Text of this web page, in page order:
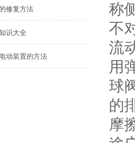
修复方法
识大全
动装置的方法
称
不
流
用
球
的
摩